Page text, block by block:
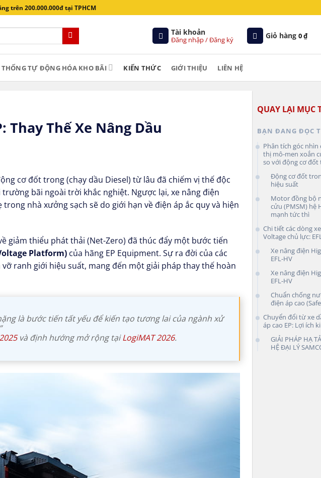
trên 200.000.000đ tại TPHCM
Tài khoản
Đăng nhập / Đăng ký Giỏ hàng 0₫
THỐNG TỰ ĐỘNG HÓA KHO BÃI KIẾN THỨC GIỚI THIỆU LIÊN HỆ
Thay Thế Xe Nâng Dầu
cơ đốt trong (chạy dầu Diesel) từ lâu đã chiếm vị thế độc
bãi ngoài trời khắc nghiệt. Ngược lại, xe nâng điện
nhà xưởng sạch sẽ do giới hạn về điện áp ắc quy và hiện
giảm thiểu phát thải (Net-Zero) đã thúc đẩy một bước tiến
Platform) của hãng EP Equipment. Sự ra đời của các
ranh giới hiệu suất, mang đến một giải pháp thay thế hoàn
là bước tiến tất yếu để kiến tạo tương lai của ngành xử
và định hướng mở rộng tạiLogiMAT 2026.
QUAY LẠI MỤC
BẠN ĐANG ĐỌC
Phân tích góc nhìn
thị mô-men xoắn
so với động cơ đốt
Động cơ đốt
hiệu suất
Motor đồng bộ
cửu (PMSM) hệ
mạnh tức thì
Chi tiết các dòng
Voltage chủ lực:
Xe nâng điện
EFL-HV
Xe nâng điện
EFL-HV
Chuẩn chống
điện áp cao
Chuyển đổi từ xe
áp cao EP: Lợi ích
GIẢI PHÁP HẠ
HỆ ĐẠI LÝ